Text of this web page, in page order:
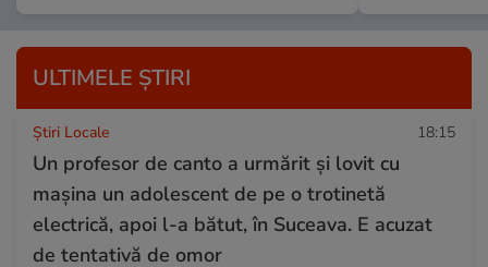
ULTIMELE ȘTIRI
Știri Locale 18:15
Un profesor de canto a urmărit și lovit cu
mașina un adolescent de pe o trotinetă
electrică, apoi l-a bătut, în Suceava. E acuzat
de tentativă de omor